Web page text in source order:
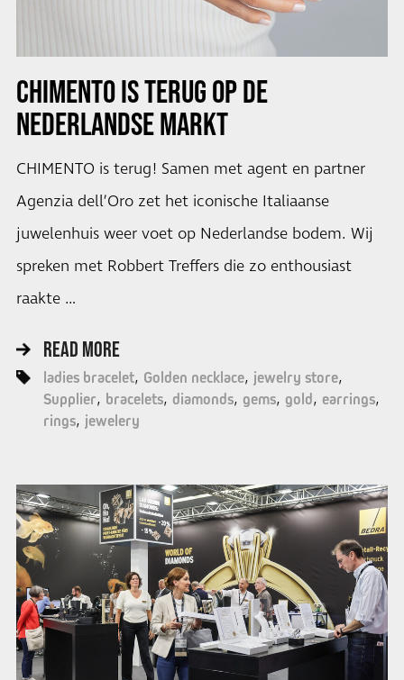
CHIMENTO IS TERUG OP DE
NEDERLANDSE MARKT
CHIMENTO is terug! Samen met agent en partner
Agenzia dell’Oro zet het iconische Italiaanse
juwelenhuis weer voet op Nederlandse bodem. Wij
spreken met Robbert Treffers die zo enthousiast
raakte …
READ MORE
ladies bracelet Golden necklace jewelry store
Supplier bracelets diamonds gems gold earrings
rings jewelery